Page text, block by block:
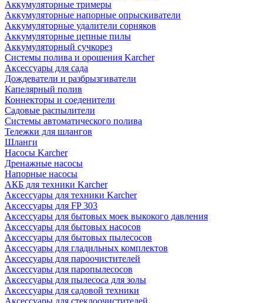
Аккумуляторные тримеры
Аккумуляторные напорные опрыскиватели
Аккумуляторные удалители сорняков
Аккумуляторные цепные пилы
Аккумуляторный сучкорез
Системы полива и орошения Karcher
Аксессуары для сада
Дождеватели и разбрызгиватели
Капелярный полив
Коннекторы и соеденители
Садовые распылители
Системы автоматического полива
Тележки для шлангов
Шланги
Насосы Karcher
Дренажные насосы
Напорные насосы
АКБ для техники Karcher
Аксессуары для техники Karcher
Аксессуары для FP 303
Аксессуары для бытовых моек выкокого давления
Аксессуары для бытовых насосов
Аксессуары для бытовых пылесосов
Аксессуары для гладильных комплектов
Аксессуары для пароочистителей
Аксессуары для паропылесосов
Аксессуары для пылесоса для золы
Аксессуары для садовой техники
Аксессуары для стеклоочистителей